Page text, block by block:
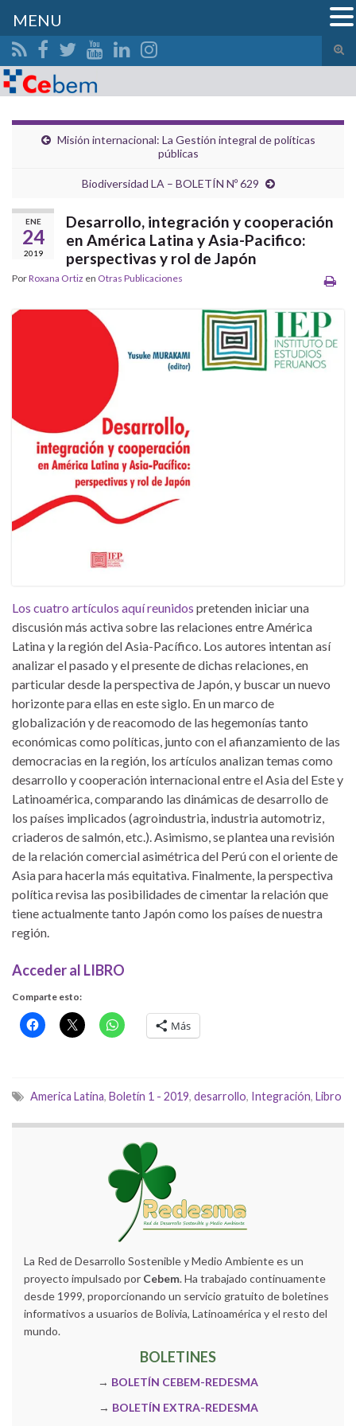
el
Search for:
Misión internacional: La Gestión integral de políticas
públicas
Biodiversidad LA – BOLETÍN Nº 629
ENE
24
2019
Desarrollo, integración y cooperación
en América Latina y Asia-Pacifico:
perspectivas y rol de Japón
PorRoxana Ortiz en Otras Publicaciones
Los cuatro artículos aquí reunidos pretenden iniciar una
discusión más activa sobre las relaciones entre América
Latina y la región del Asia-Pacífico. Los autores intentan así
analizar el pasado y el presente de dichas relaciones, en
particular desde la perspectiva de Japón, y buscar un nuevo
horizonte para ellas en este siglo. En un marco de
globalización y de reacomodo de las hegemonías tanto
económicas como políticas, junto con el afianzamiento de las
democracias en la región, los artículos analizan temas como
desarrollo y cooperación internacional entre el Asia del Este y
Latinoamérica, comparando las dinámicas de desarrollo de
los países implicados (agroindustria, industria automotriz,
criaderos de salmón, etc.). Asimismo, se plantea una revisión
de la relación comercial asimétrica del Perú con el oriente de
Asia para hacerla más equitativa. Finalmente, la perspectiva
política revisa las posibilidades de cimentar la relación que
tiene actualmente tanto Japón como los países de nuestra
región.
Acceder al LIBRO
Comparte esto:
Más
America Latina, Boletín 1 - 2019, desarrollo, Integración, Libro
La Red de Desarrollo Sostenible y Medio Ambiente es un
proyecto impulsado por Cebem. Ha trabajado continuamente
desde 1999, proporcionando un servicio gratuito de boletines
informativos a usuarios de Bolivia, Latinoamérica y el resto del
mundo.
BOLETINES
→ BOLETÍN CEBEM-REDESMA
→ BOLETÍN EXTRA-REDESMA
MENU